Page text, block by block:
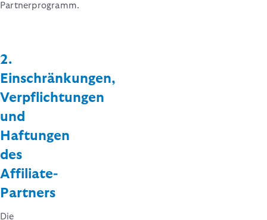
Partnerprogramm.
2.
Einschränkungen,
Verpflichtungen
und
Haftungen
des
Affiliate-
Partners
Die